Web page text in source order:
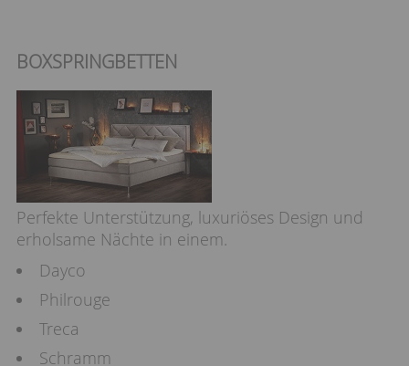
BOXSPRINGBETTEN
Perfekte Unterstützung, luxuriöses Design und
erholsame Nächte in einem.
Dayco
Philrouge
Treca
Schramm